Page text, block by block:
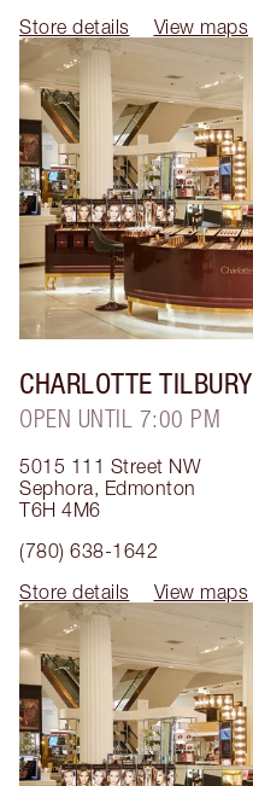
Store details
View maps
CHARLOTTE TILBURY
OPEN UNTIL 7:00 PM
5015 111 Street NW
Sephora, Edmonton
T6H 4M6
(780) 638-1642
Store details
View maps